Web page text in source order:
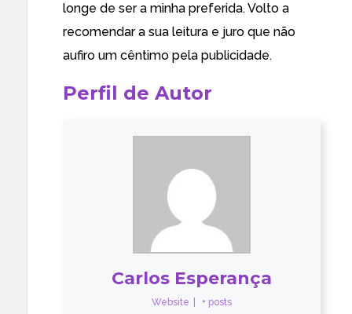
longe de ser a minha preferida. Volto a
recomendar a sua leitura e juro que não
aufiro um cêntimo pela publicidade.
Perfil de Autor
Carlos Esperança
Website + posts